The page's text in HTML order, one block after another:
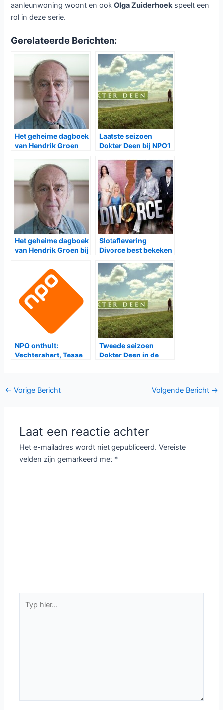
aanleunwoning woont en ookOlga Zuiderhoekspeelt een
rol in deze serie.
Gerelateerde Berichten:
Het geheime dagboek
van Hendrik Groen
Laatste seizoen
Dokter Deen bij NPO1
Het geheime dagboek
van Hendrik Groen bij
Slotaflevering
Divorce best bekeken
NPO onthult:
Vechtershart, Tessa
Tweede seizoen
Dokter Deen in de
Bericht
← Vorige Bericht Volgende Bericht →
Laat een reactie achter
Het e-mailadres wordt niet gepubliceerd. Vereiste
velden zijn gemarkeerd met *
hier...